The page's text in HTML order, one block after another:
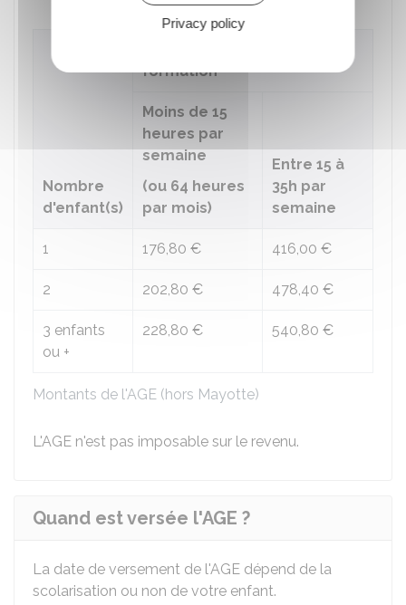
Montants de l'AGE (hors Mayotte)
Nombre
d'enfant(s)
formation
Moins de 15
heures par
semaine
(ou 64 heures
par mois)
Entre 15 à
35h par
semaine
1 176,80 € 416,00 €
2 202,80 € 478,40 €
3 enfants
ou +
228,80 € 540,80 €
L'AGE n'est pas imposable sur le revenu.
Quand est versée l'AGE ?
La date de versement de l'AGE dépend de la
scolarisation ou non de votre enfant.
Privacy policy